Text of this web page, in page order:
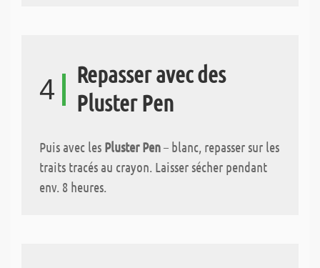
4
Repasser avec des
Pluster Pen
Puis avec les Pluster Pen– blanc, repasser sur les
traits tracés au crayon. Laisser sécher pendant
env. 8 heures.